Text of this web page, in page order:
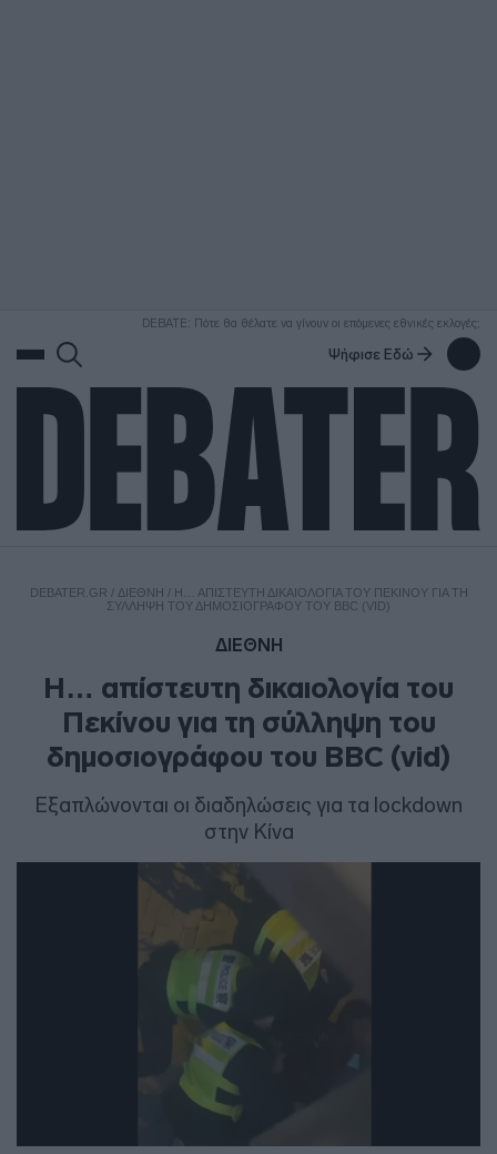
DEBATE: Πότε θα θέλατε να γίνουν οι επόμενες εθνικές εκλογές;
Ψήφισε Εδώ
DEBATER.GR / ΔΙΕΘΝΗ / Η… ΑΠΊΣΤΕΥΤΗ ΔΙΚΑΙΟΛΟΓΊΑ ΤΟΥ ΠΕΚΊΝΟΥ ΓΙΑ ΤΗ
ΣΎΛΛΗΨΗ ΤΟΥ ΔΗΜΟΣΙΟΓΡΆΦΟΥ ΤΟΥ BBC (VID)
ΔΙΕΘΝΗ
Η… απίστευτη δικαιολογία του
Πεκίνου για τη σύλληψη του
δημοσιογράφου του BBC (vid)
Εξαπλώνονται οι διαδηλώσεις για τα lockdown
στην Κίνα